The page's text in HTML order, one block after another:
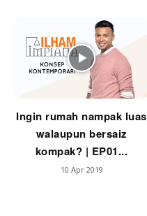
Ingin rumah nampak luas
walaupun bersaiz
kompak? | EP01...
10 Apr 2019